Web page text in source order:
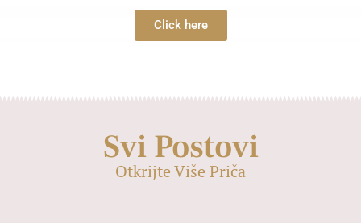
Click here
Svi Postovi
Otkrijte Više Priča